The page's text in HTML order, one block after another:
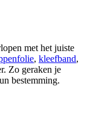
met het juiste
, kleefband,
Zo geraken je
bestemming.